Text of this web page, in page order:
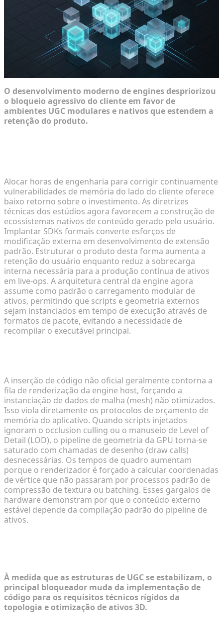
O desenvolvimento moderno de engines despriorizou
o bloqueio agressivo do cliente em favor de
ambientes UGC modulares e nativos que estendem a
retenção do produto.
Alocar horas de engenharia para corrigir continuamente
vulnerabilidades de memória do lado do cliente oferece
baixo retorno sobre o investimento. As diretrizes
técnicas dos estúdios agora favorecem a construção de
ecossistemas nativos de conteúdo gerado pelo usuário.
Implantar SDKs formais converte esforços de
modificação externa em desenvolvimento de extensão
padrão. Estruturar o produto desta forma aumenta a
retenção do usuário enquanto reduz a sobrecarga
interna necessária para a produção contínua de ativos
em live-ops. A arquitetura central da engine agora
assume como padrão o carregamento modular de
ativos, permitindo que scripts e geometria externos
sejam instanciados em tempo de execução através de
formatos de pacote, evitando a necessidade de
recompilar o executável principal.
A inserção de código não oficial geralmente contorna a
fila de renderização da engine host, forçando a
instanciação de dados de malha (mesh) não otimizados.
Isso viola diretamente os protocolos de orçamento de
memória do aplicativo. Quando scripts injetados
ignoram o occlusion culling ou o manuseio de Level of
Detail (LOD), o pipeline de geometria da GPU torna-se
saturado com chamadas de desenho (draw calls)
desnecessárias. Os tempos de quadro aumentam
porque o renderizador é forçado a calcular coordenadas
de vértice que não passaram por processos padrão de
compressão de textura ou batching. Esses gargalos de
hardware demonstram por que o conteúdo externo
estável depende da compilação padrão do pipeline de
ativos.
À medida que as estruturas de UGC se estabilizam, o
principal bloqueador muda da implementação de
código para os requisitos técnicos rígidos da
topologia e otimização de ativos 3D.